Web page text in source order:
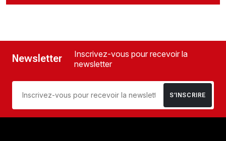
Newsletter
Inscrivez-vous pour recevoir la
newsletter
S’INSCRIRE